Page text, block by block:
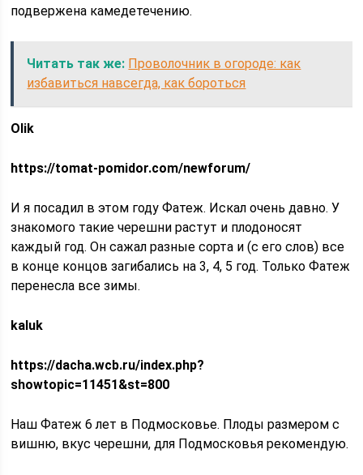
подвержена камедетечению.
Читать так же: Проволочник в огороде: как
избавиться навсегда, как бороться
Olik
https://tomat-pomidor.com/newforum/
И я посадил в этом году Фатеж. Искал очень давно. У
знакомого такие черешни растут и плодоносят
каждый год. Он сажал разные сорта и (с его слов) все
в конце концов загибались на 3, 4, 5 год. Только Фатеж
перенесла все зимы.
kaluk
https://dacha.wcb.ru/index.php?
showtopic=11451&st=800
Наш Фатеж 6 лет в Подмосковье. Плоды размером с
вишню, вкус черешни, для Подмосковья рекомендую.